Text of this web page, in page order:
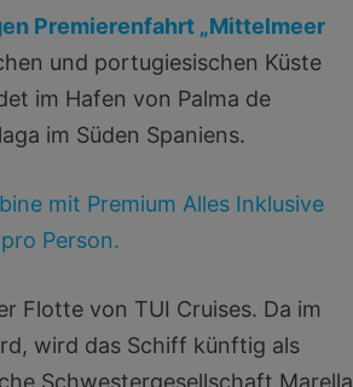
Premierenfahrt „Mittelmeer
und portugiesischen Küste
im Hafen von Palma de
im Süden Spaniens.
mit Premium Alles Inklusive
Person.
Flotte von TUI Cruises. Da im
wird das Schiff künftig als
Schwestergesellschaft Marella